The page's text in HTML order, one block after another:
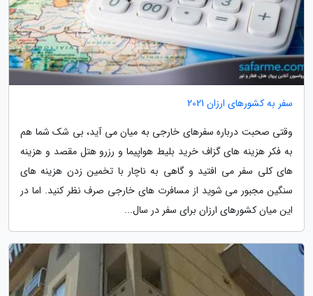
سفر به کشورهای ارزان 2021
وقتی صحبت درباره سفرهای خارجی به میان می آید، بی شک شما هم
به فکر هزینه های گزاف خرید بلیط هواپیما و رزرو هتل مقصد و هزینه
های کلی سفر می افتید و گاهی به ناچار با تخمین زدن هزینه های
سنگین مجبور می شوید از مسافرت های خارجی صرف نظر کنید. اما در
این میان کشورهای ارزان برای سفر در سال...